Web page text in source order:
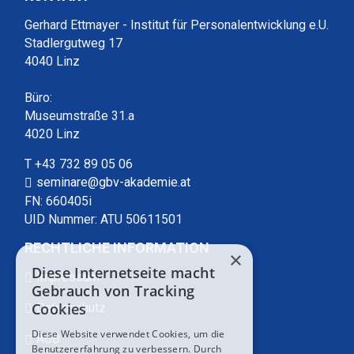
Gerhard Ettmayer - Institut für Personalentwicklung e.U.
Stadlergutweg 17
4040 Linz
Büro:
Museumstraße 31.a
4020 Linz
T +43 732 89 05 06
seminare@gbv-akademie.at
FN: 660405i
UID Nummer: ATU 50611501
RECHTLICHE INFORMATION
Impressum
Datenschutz
AGB
×
Diese Internetseite macht
Gebrauch von Tracking
Cookies
Diese Website verwendet Cookies, um die
Benutzererfahrung zu verbessern. Durch